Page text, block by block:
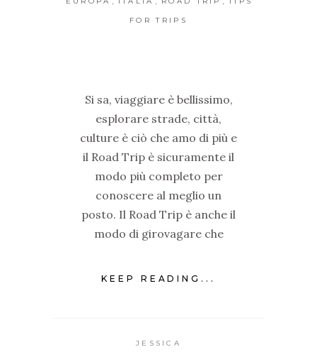
FOR TRIPS
Si sa, viaggiare è bellissimo,
esplorare strade, città,
culture è ciò che amo di più e
il Road Trip è sicuramente il
modo più completo per
conoscere al meglio un
posto. Il Road Trip è anche il
modo di girovagare che
KEEP READING...
JESSICA